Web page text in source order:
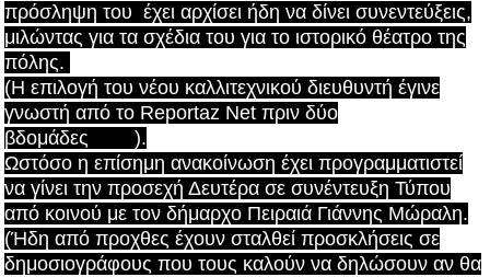
πρόσληψη του έχει αρχίσει ήδη να δίνει συνεντεύξεις,
μιλώντας για τα σχέδια του για το ιστορικό θέατρο της
πόλης.
(Η επιλογή του νέου καλλιτεχνικού διευθυντή έγινε
γνωστή από το Reportaz Net πριν δύο
βδομάδες
ΕΔΩ).
Ωστόσο η επίσημη ανακοίνωση έχει προγραμματιστεί
να γίνει την προσεχή Δευτέρα σε συνέντευξη Τύπου
από κοινού με τον δήμαρχο Πειραιά Γιάννης Μώραλη.
(Ήδη από προχθες έχουν σταλθεί προσκλήσεις σε
δημοσιογράφους που τους καλούν να δηλώσουν αν θα